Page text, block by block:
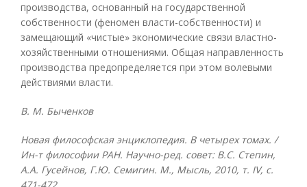
производства, основанный на государственной
собственности (феномен власти-собственности) и
замещающий «чистые» экономические связи властно-
хозяйственными отношениями. Общая направленность
производства предопределяется при этом волевыми
действиями власти.
В. М. Быченков
Новая философская энциклопедия. В четырех томах. /
Ин-т философии РАН. Научно-ред. совет: В.С. Степин,
А.А. Гусейнов, Г.Ю. Семигин. М., Мысль, 2010, т. IV, с.
471-472.